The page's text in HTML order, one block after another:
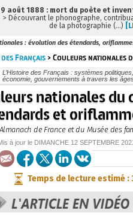
: évolution des étendards,
Français > Couleurs nationales
L’Histoire des Français : systèmes
économie, gouvernements à travers les
nationales du
et
de France et du Musée des
à jour le DIMANCHE 12 SEPTEMBRE
Temps de lecture estimé :
9 août 1888 : mort du poète et
> Découvrant le phonographe,
de la photographie (…)